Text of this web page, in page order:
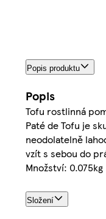
Popis produktu
Popis
Tofu rostlinná
Paté de Tofu je
neodolatelně
vzít s sebou do
Množství: 0.075kg
Složení